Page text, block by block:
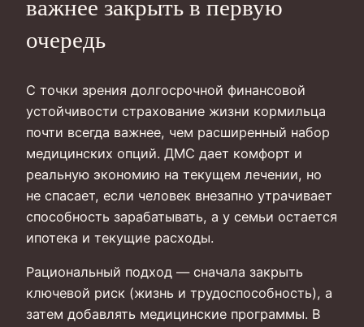
важнее закрыть в первую
очередь
С точки зрения долгосрочной финансовой
устойчивости страхование жизни кормильца
почти всегда важнее, чем расширенный набор
медицинских опций. ДМС дает комфорт и
реальную экономию на текущем лечении, но
не спасает, если человек внезапно утрачивает
способность зарабатывать, а у семьи остается
ипотека и текущие расходы.
Рациональный подход — сначала закрыть
ключевой риск (жизнь и трудоспособность), а
затем добавлять медицинские программы. В